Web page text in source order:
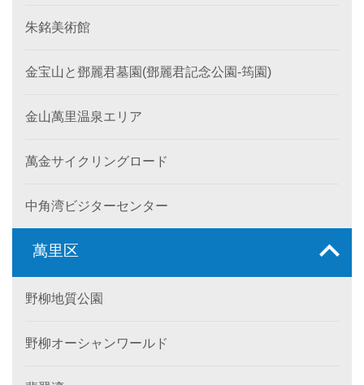
朱銘美術館
金宝山と鄧麗君墓園(鄧麗君記念公園-筠園)
金山萬里温泉エリア
萬金サイクリングロード
中角湾ビジターセンター
萬里区
野柳地質公園
野柳オーシャンワールド